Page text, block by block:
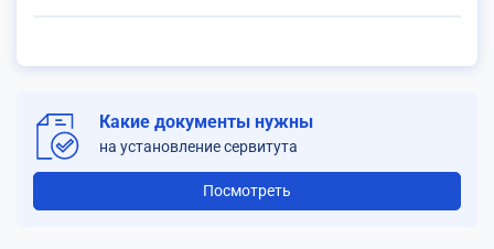
Какие документы нужны
на установление сервитута
Посмотреть